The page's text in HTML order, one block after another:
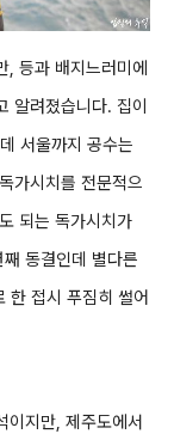
, 등과 배지느러미에
알려졌습니다. 집이
서울까지 공수는
가시치를 전문적으
되는 독가시치가
동결인데 별다른
한 접시 푸짐히 썰어
이지만, 제주도에서